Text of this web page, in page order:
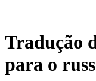
Tradução
para o